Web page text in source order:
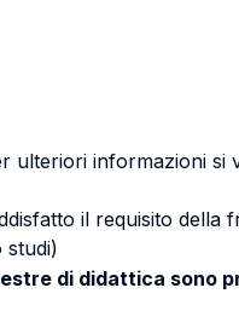
informazioni si
il requisito della
studi)
di didattica sono